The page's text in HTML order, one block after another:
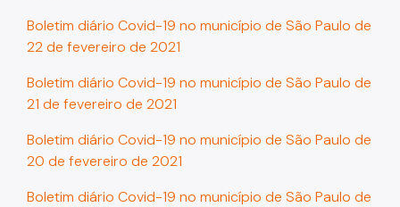
Boletim diário Covid-19 no município de São Paulo de
22 de fevereiro de 2021
Boletim diário Covid-19 no município de São Paulo de
21 de fevereiro de 2021
Boletim diário Covid-19 no município de São Paulo de
20 de fevereiro de 2021
Boletim diário Covid-19 no município de São Paulo de